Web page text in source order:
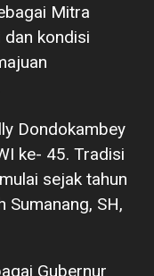
Mitra
kondisi
Dondokambey
ke- 45. Tradisi
sejak tahun
Sumanang, SH,
Gubernur